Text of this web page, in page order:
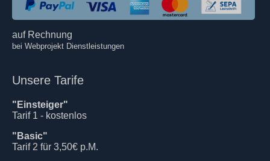
auf Rechnung
bei Webprojekt Dienstleistungen
Unsere Tarife
"Einsteiger"
Tarif 1 - kostenlos
"Basic"
Tarif 2 für 3,50€ p.M.